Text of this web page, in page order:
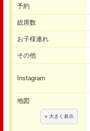
予約
総席数
お子様連れ
その他
Instagram
地図
大きく表示